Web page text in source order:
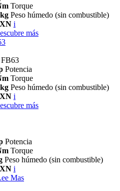
Torque
Peso húmedo (sin combustible)
i
más
Potencia
Torque
Peso húmedo (sin combustible)
i
más
Potencia
Torque
Peso húmedo (sin combustible)
i
Mas